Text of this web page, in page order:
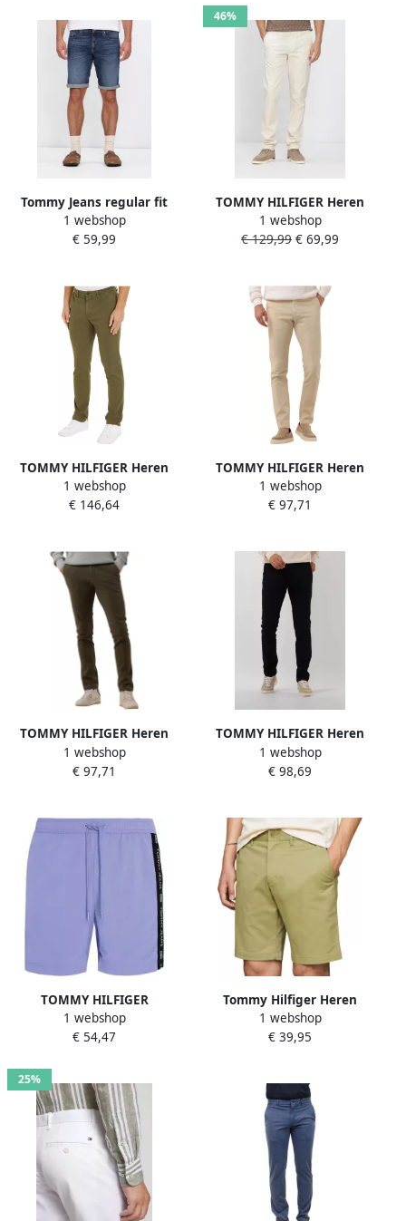
Tommy Jeans regular fit
korte jeans van katoenmix
model 'RONNIE'
1 webshop
€ 59,99
46%
TOMMY HILFIGER Heren
Broeken Bleecker Printed
Structure Ecru
1 webshop
€ 129,99 € 69,99
TOMMY HILFIGER Heren
Broeken Chino Bleecker
Structure Gmd Khaki
1 webshop
€ 146,64
TOMMY HILFIGER Heren
Broeken Chino Bleecker
Structure Gmd Beige
1 webshop
€ 97,71
TOMMY HILFIGER Heren
Broeken Chino Bleecker
Structure Gmd Khaki
1 webshop
€ 97,71
TOMMY HILFIGER Heren
Broeken Chino Bleecker
Structure Gmd
1 webshop
€ 98,69
TOMMY HILFIGER
UNDERWEAR Tommy
Hilfiger Heren
Drawstring Side Tape Blauw
1 webshop
€ 54,47
Tommy Hilfiger Heren
Broeken Brooklyn Short
1985 Green Heren
1 webshop
€ 39,95
25%